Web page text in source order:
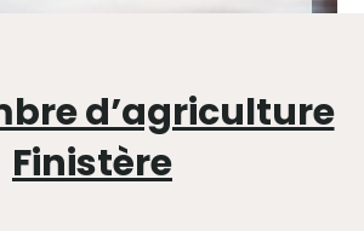
d’agriculture
Finistère